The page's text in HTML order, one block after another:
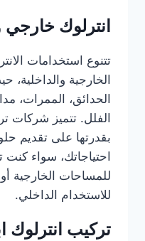
انترلوك
تتنوع استخدامات
الخارجية
الحدائق، الممرات،
الفلل. تتميز شركات
بقدرتها على تقديم
احتياجاتك، سواء
للمساحات الخارجية
للاستخدام الداخلي.
تركيب انترلوك